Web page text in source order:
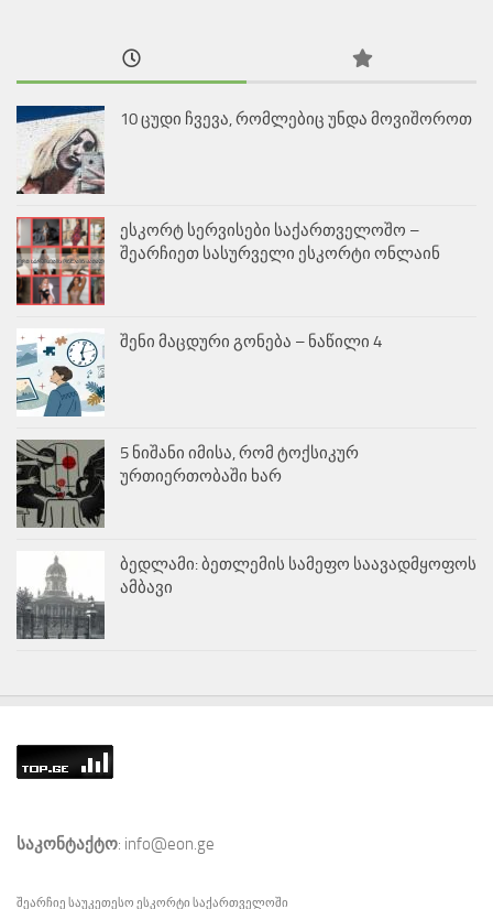
10 ცუდი ჩვევა, რომლებიც უნდა მოვიშოროთ
ესკორტ სერვისები საქართველოშო –
შეარჩიეთ სასურველი ესკორტი ონლაინ
შენი მაცდური გონება – ნაწილი 4
5 ნიშანი იმისა, რომ ტოქსიკურ
ურთიერთობაში ხარ
ბედლამი: ბეთლემის სამეფო საავადმყოფოს
ამბავი
საკონტაქტო: info@eon.ge
შეარჩიე საუკეთესო ესკორტი საქართველოში